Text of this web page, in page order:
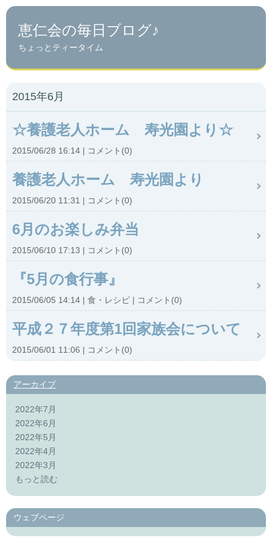
恵仁会の毎日ブログ♪
ちょっとティータイム
2015年6月
☆養護老人ホーム 寿光園より☆
2015/06/28 16:14 コメント(0)
養護老人ホーム 寿光園より
2015/06/20 11:31 コメント(0)
6月のお楽しみ弁当
2015/06/10 17:13 コメント(0)
『5月の食行事』
2015/06/05 14:14 食・レシピ コメント(0)
平成２７年度第1回家族会について
2015/06/01 11:06 コメント(0)
アーカイブ
2022年7月
2022年6月
2022年5月
2022年4月
2022年3月
もっと読む
ウェブページ